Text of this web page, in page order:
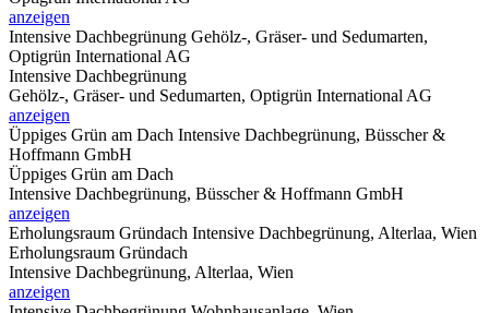
anzeigen
Intensive Dachbegrünung Gehölz-, Gräser- und Sedumarten,
Optigrün International AG
Intensive Dachbegrünung
Gehölz-, Gräser- und Sedumarten, Optigrün International AG
anzeigen
Üppiges Grün am Dach Intensive Dachbegrünung, Büsscher &
Hoffmann GmbH
Üppiges Grün am Dach
Intensive Dachbegrünung, Büsscher & Hoffmann GmbH
anzeigen
Erholungsraum Gründach Intensive Dachbegrünung, Alterlaa, Wien
Erholungsraum Gründach
Intensive Dachbegrünung, Alterlaa, Wien
anzeigen